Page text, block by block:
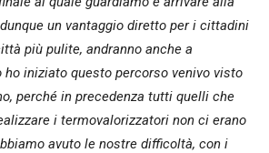
un vantaggio diretto per i cittadini
più pulite, andranno anche a
ho iniziato questo percorso venivo visto
perché in precedenza tutti quelli che
i termovalorizzatori non ci erano
avuto le nostre difficoltà, con i